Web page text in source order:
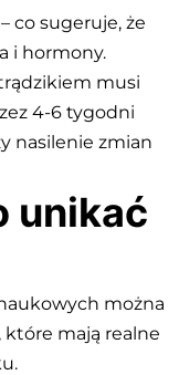
co sugeruje, że
i hormony.
musi
4-6 tygodni
nasilenie zmian
unikać
można
które mają realne